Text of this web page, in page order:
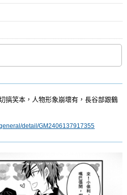
搞笑本，人物形象崩壞有，長谷部跟鶴
detail/GM2406137917355